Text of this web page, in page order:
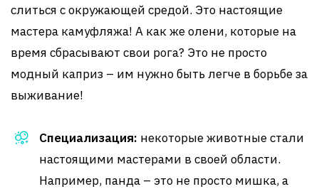
слиться с окружающей средой. Это настоящие
мастера камуфляжа! А как же олени, которые на
время сбрасывают свои рога? Это не просто
модный каприз – им нужно быть легче в борьбе за
выживание!
Специализация: некоторые животные стали
настоящими мастерами в своей области.
Например, панда – это не просто мишка, а